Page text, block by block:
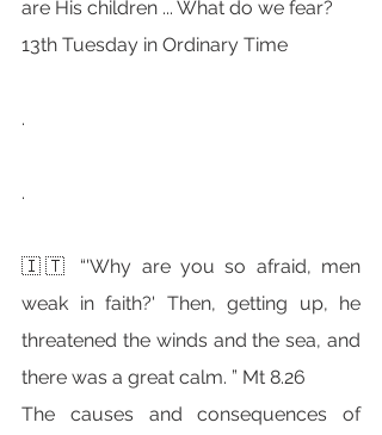
are His children ... What do we fear?
13th Tuesday in Ordinary Time
.
.
🇮🇹 “'Why are you so afraid, men
weak in faith?' Then, getting up, he
threatened the winds and the sea, and
there was a great calm. ” Mt 8.26
The causes and consequences of